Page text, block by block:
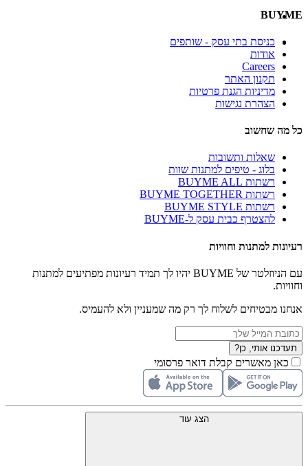
BUYME
כניסת בתי עסק - שותפים
אודות
Careers
תקנון האתר
מדיניות הגנת פרטיות
הצהרת נגישות
כל מה שחשוב
שאלות ותשובות
בלוג - טיפים למתנות שוות
רשתות BUYME ALL
רשתות BUYME TOGETHER
רשתות BUYME STYLE
להצטרף כבית עסק ל-BUYME
רעיונות למתנות וחוויות
עם הניוזלטר של BUYME יהיו לך תמיד רעיונות מפתיעים למתנות
וחוויות.
אנחנו מבטיחים לשלוח לך רק מה שמעניין ולא להעמיס.
תעדכנו אותי, כן?
כאן מאשרים קבלת דואר פרסומי
הצג עוד